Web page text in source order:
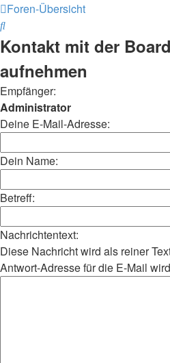
Foren-Übersicht
Suche
Kontakt mit der
aufnehmen
Empfänger:
Administrator
Deine E-Mail-Adresse:
Dein Name:
Betreff:
Nachrichtentext:
Diese Nachricht wird als reiner
Antwort-Adresse für die E-Mail